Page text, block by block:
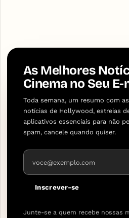
As Melhores
Cinema no Seu E-
Toda semana, um resumo com
notícias de Hollywood, estreias
aplicativos essenciais para não
spam, cancele quando quiser.
Endereço de e-mail
Inscrever-se
Junte-se a quem recebe nossas